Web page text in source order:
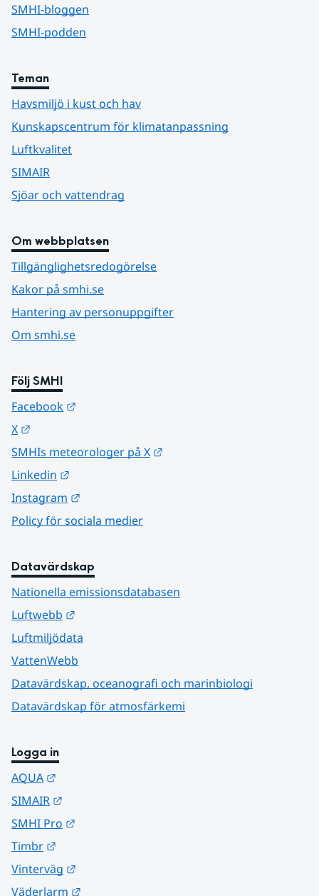
SMHI-bloggen
SMHI-podden
Teman
Havsmiljö i kust och hav
Kunskapscentrum för klimatanpassning
Luftkvalitet
SIMAIR
Sjöar och vattendrag
Om webbplatsen
Tillgänglighetsredogörelse
Kakor på smhi.se
Hantering av personuppgifter
Om smhi.se
Följ SMHI
Facebook
X
SMHIs meteorologer på X
Linkedin
Instagram
Policy för sociala medier
Datavärdskap
Nationella emissionsdatabasen
Luftwebb
Luftmiljödata
VattenWebb
Datavärdskap, oceanografi och marinbiologi
Datavärdskap för atmosfärkemi
Logga in
AQUA
SIMAIR
SMHI Pro
Timbr
Vinterväg
Väderlarm